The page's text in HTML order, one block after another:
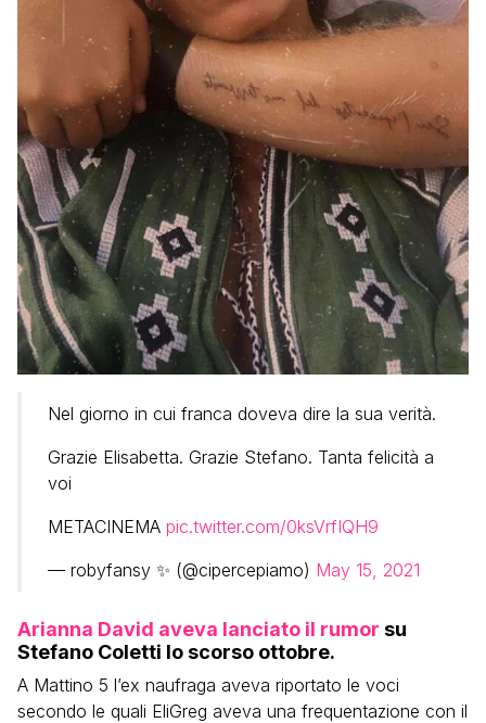
Nel giorno in cui franca doveva dire la sua verità.
Grazie Elisabetta. Grazie Stefano. Tanta felicità a
voi
METACINEMA pic.twitter.com/0ksVrfIQH9
— robyfansy ✨ (@cipercepiamo) May 15, 2021
Arianna David aveva lanciato il rumor su
Stefano Coletti lo scorso ottobre.
A Mattino 5 l’ex naufraga aveva riportato le voci
secondo le quali EliGreg aveva una frequentazione con il